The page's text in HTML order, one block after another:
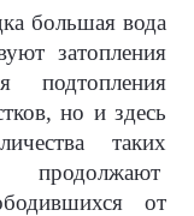
большая вода
затопления
подтопления
но и здесь
таких
продолжают
от